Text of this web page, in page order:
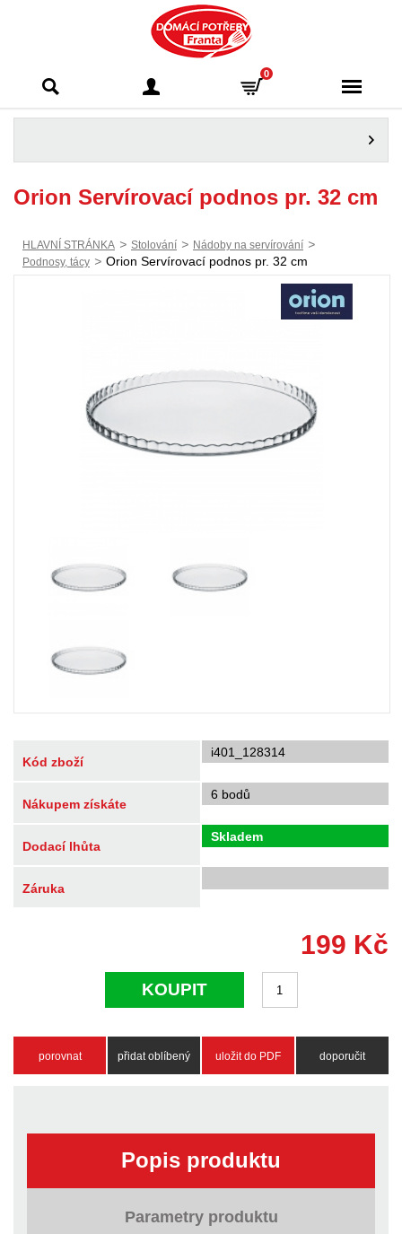
Franta - Příbram
0
Orion Servírovací podnos pr. 32 cm
HLAVNÍ STRÁNKA > Stolování > Nádoby na servírování >
Podnosy, tácy > Orion Servírovací podnos pr. 32 cm
Kód zboží
i401_128314
Nákupem získáte
6 bodů
Dodací lhůta
Skladem
Záruka
199 Kč
KOUPIT
porovnat přidat oblíbený uložit do PDF doporučit
Popis produktu
Parametry produktu